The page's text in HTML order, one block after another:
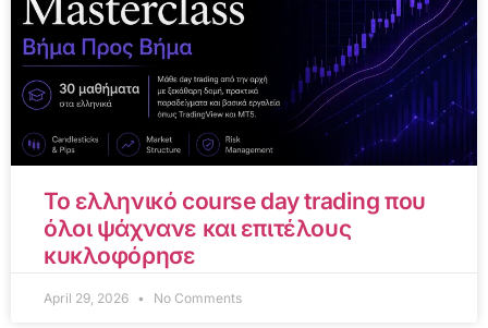
Το ελληνικό course day trading που
όλοι ψάχνανε και επιτέλους
κυκλοφόρησε
April 29, 2026 No Comments